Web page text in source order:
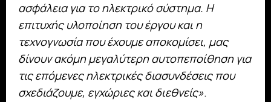
ασφάλεια για το ηλεκτρικό σύστημα. Η
επιτυχής υλοποίηση του έργου και η
τεχνογνωσία που έχουμε αποκομίσει, μας
δίνουν ακόμη μεγαλύτερη αυτοπεποίθηση για
τις επόμενες ηλεκτρικές διασυνδέσεις που
σχεδιάζουμε, εγχώριες και διεθνείς».